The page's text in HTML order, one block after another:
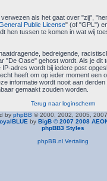
als het gaat over "zij",
Public License" (of "GPL")
hen tussen te komen in wat wij
bedreigende,
"De Oase" gehost wordt. Als je
adres wordt bij iedere post
heeft om op ieder moment
informatie wordt nooit aan
gemaakt zouden worden.
Terug naar loginscherm
by phpBB © 2000, 2002, 2005,
by BigB © 2007 2008
phpBB3 Styles
phpBB.nl Vertaling